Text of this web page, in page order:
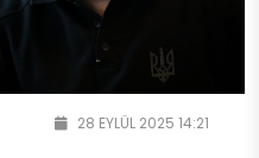
28 EYLÜL 2025 14:21